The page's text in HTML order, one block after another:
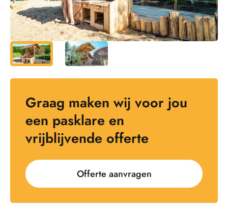
Graag maken wij voor jou
een pasklare en
vrijblijvende offerte
Offerte aanvragen